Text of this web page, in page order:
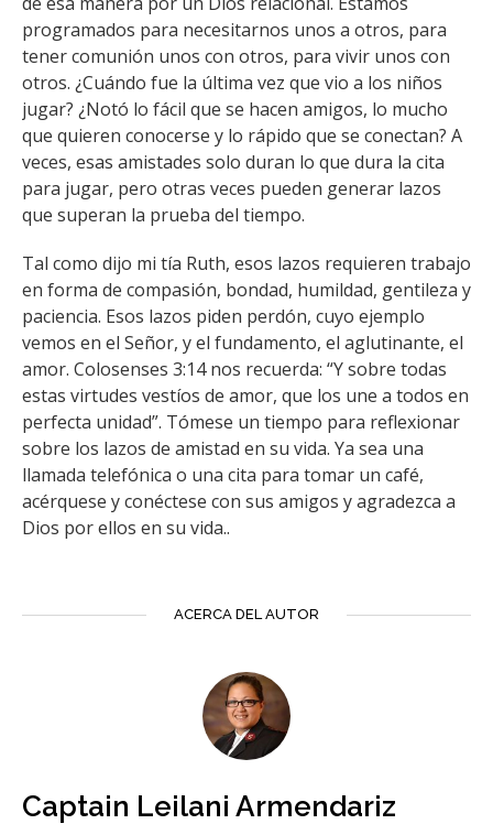
programados para necesitarnos unos a otros, para
tener comunión unos con otros, para vivir unos con
otros. ¿Cuándo fue la última vez que vio a los niños
jugar? ¿Notó lo fácil que se hacen amigos, lo mucho
que quieren conocerse y lo rápido que se conectan? A
veces, esas amistades solo duran lo que dura la cita
para jugar, pero otras veces pueden generar lazos
que superan la prueba del tiempo.
Tal como dijo mi tía Ruth, esos lazos requieren trabajo
en forma de compasión, bondad, humildad, gentileza y
paciencia. Esos lazos piden perdón, cuyo ejemplo
vemos en el Señor, y el fundamento, el aglutinante, el
amor. Colosenses 3:14 nos recuerda: “Y sobre todas
estas virtudes vestíos de amor, que los une a todos en
perfecta unidad”. Tómese un tiempo para reflexionar
sobre los lazos de amistad en su vida. Ya sea una
llamada telefónica o una cita para tomar un café,
acérquese y conéctese con sus amigos y agradezca a
Dios por ellos en su vida..
ACERCA DEL AUTOR
Captain Leilani Armendariz